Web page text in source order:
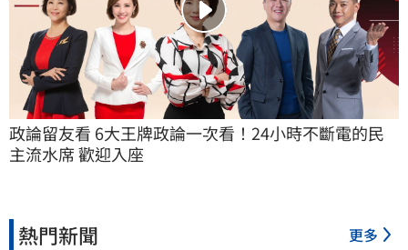
政論留友看 6大王牌政論一次看！24小時不斷電的民
主流水席 歡迎入座
熱門新聞 更多